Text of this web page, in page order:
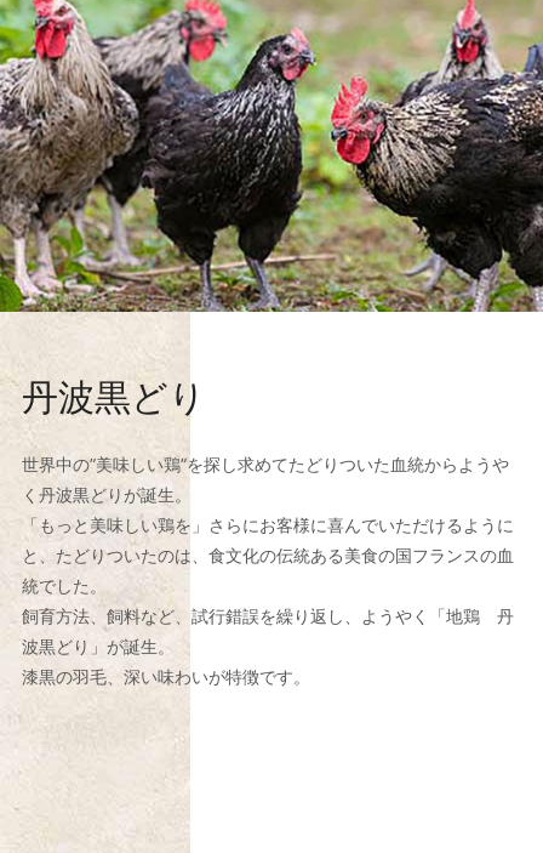
丹波黒どり
世界中の”美味しい鶏”を探し求めてたどりついた血統からようや
く丹波黒どりが誕生。
「もっと美味しい鶏を」さらにお客様に喜んでいただけるように
と、たどりついたのは、食文化の伝統ある美食の国フランスの血
統でした。
飼育方法、飼料など、試行錯誤を繰り返し、ようやく「地鶏 丹
波黒どり」が誕生。
漆黒の羽毛、深い味わいが特徴です。